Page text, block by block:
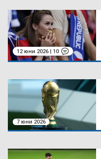
12 юни 2026 | 10
7 юни 2026